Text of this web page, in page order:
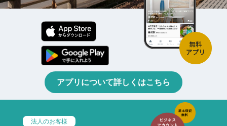
アプリについて詳しくはこちら
法人のお客様